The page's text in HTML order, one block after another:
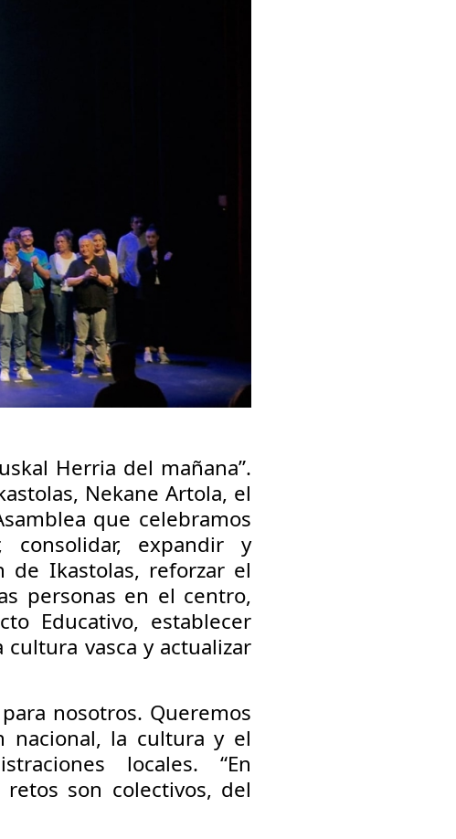
Herria del mañana”.
Nekane Artola, el
que celebramos
consolidar, expandir y
de Ikastolas, reforzar el
personas en el centro,
Educativo, establecer
vasca y actualizar
nosotros. Queremos
nacional, la cultura y el
locales. “En
son colectivos, del